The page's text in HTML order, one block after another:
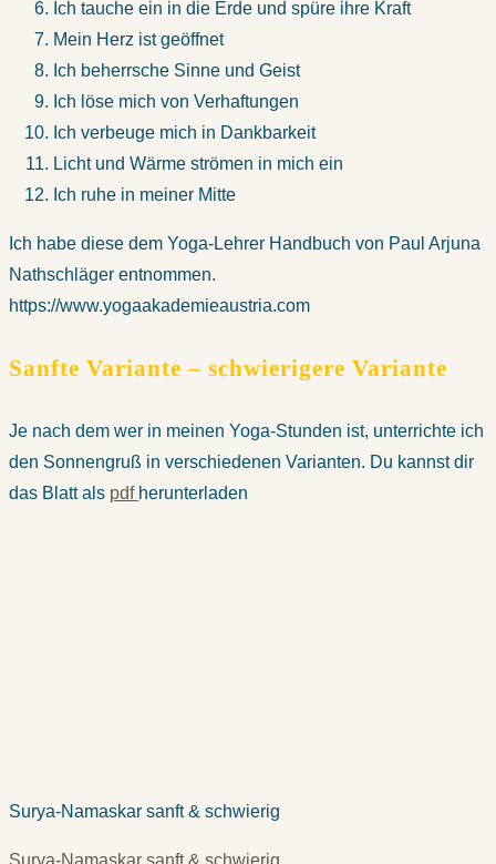
Ich tauche ein in die Erde und spüre ihre Kraft
Mein Herz ist geöffnet
Ich beherrsche Sinne und Geist
Ich löse mich von Verhaftungen
Ich verbeuge mich in Dankbarkeit
Licht und Wärme strömen in mich ein
Ich ruhe in meiner Mitte
Ich habe diese dem Yoga-Lehrer Handbuch von Paul Arjuna
Nathschläger entnommen.
https://www.yogaakademieaustria.com
Sanfte Variante – schwierigere Variante
Je nach dem wer in meinen Yoga-Stunden ist, unterrichte ich
den Sonnengruß in verschiedenen Varianten. Du kannst dir
das Blatt als pdf herunterladen
Surya-Namaskar sanft & schwierig
Surya-Namaskar sanft & schwierig